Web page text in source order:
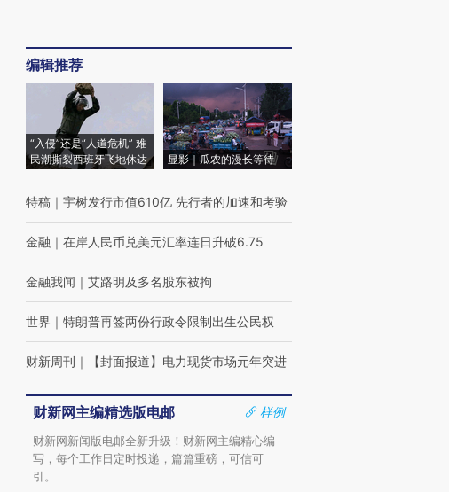
编辑推荐
“入侵”还是“人道危机” 难
民潮撕裂西班牙飞地休达
显影｜瓜农的漫长等待
特稿 ｜ 宇树发行市值610亿 先行者的加速和考验
金融 ｜ 在岸人民币兑美元汇率连日升破6.75
金融我闻 ｜ 艾路明及多名股东被拘
世界 ｜ 特朗普再签两份行政令限制出生公民权
财新周刊 ｜ 【封面报道】电力现货市场元年突进
财新网主编精选版电邮
样例
财新网新闻版电邮全新升级！财新网主编精心编
写，每个工作日定时投递，篇篇重磅，可信可
引。